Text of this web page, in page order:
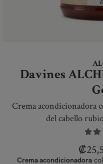
Davines
Crema acondicionadora
del cabello
₡
Crema acondicionadora